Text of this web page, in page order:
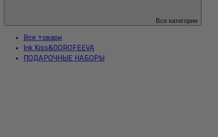
Все категории
Все товари
Ink Kiss&DOROFEEVA
ПОДАРОЧНЫЕ НАБОРЫ